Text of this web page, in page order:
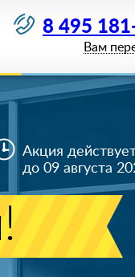
8 495
Вам
Акция
до 09 августа